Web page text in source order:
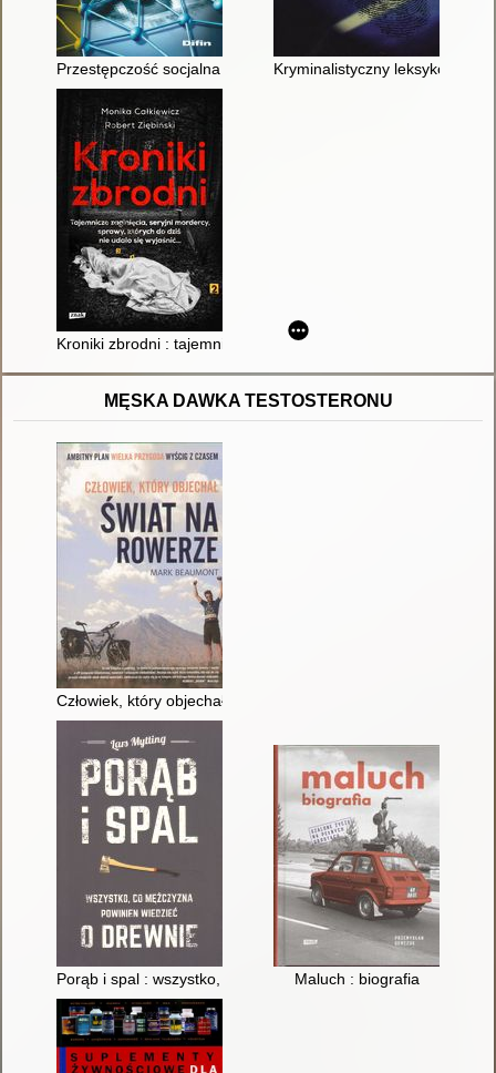
Przestępczość socjalna : z perspektywy prawa karnego i
Kryminalistyczny leksykon
Kroniki zbrodni : tajemnicze zaginięcia, seryjni mordercy,
MĘSKA DAWKA TESTOSTERONU
Człowiek, który objechał świat na rowerze
Porąb i spal : wszystko, co mężczyzna powinien wiedzieć o
Maluch : biografia